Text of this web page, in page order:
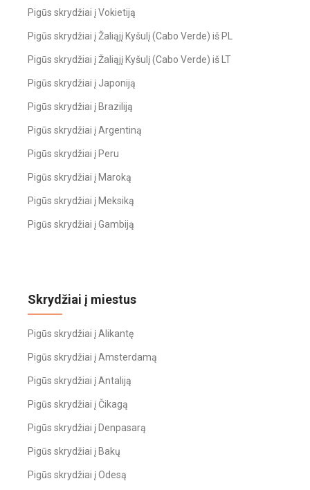
Pigūs skrydžiai į Vokietiją
Pigūs skrydžiai į Žaliąjį Kyšulį (Cabo Verde) iš PL
Pigūs skrydžiai į Žaliąjį Kyšulį (Cabo Verde) iš LT
Pigūs skrydžiai į Japoniją
Pigūs skrydžiai į Braziliją
Pigūs skrydžiai į Argentiną
Pigūs skrydžiai į Peru
Pigūs skrydžiai į Maroką
Pigūs skrydžiai į Meksiką
Pigūs skrydžiai į Gambiją
Skrydžiai į miestus
Pigūs skrydžiai į Alikantę
Pigūs skrydžiai į Amsterdamą
Pigūs skrydžiai į Antaliją
Pigūs skrydžiai į Čikagą
Pigūs skrydžiai į Denpasarą
Pigūs skrydžiai į Bakų
Pigūs skrydžiai į Odesą